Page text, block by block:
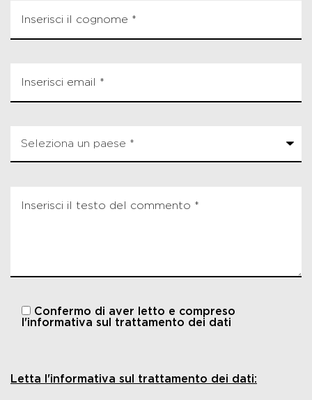
Confermo di aver letto e compreso
l'informativa sul trattamento dei dati
Letta l'informativa sul trattamento dei dati: